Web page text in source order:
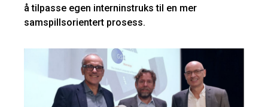
å tilpasse egen interninstruks til en mer
samspillsorientert prosess.